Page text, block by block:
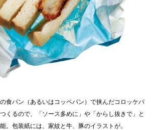
食パン（あるいはコッペパン）で挟んだコロッケパ
くるので、「ソース多めに」や「からし抜きで」と
。包装紙には、家紋と牛、豚のイラストが。